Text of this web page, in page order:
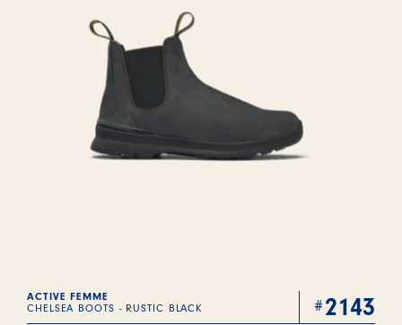
ACTIVE FEMME
CHELSEA BOOTS - RUSTIC BLACK 2143